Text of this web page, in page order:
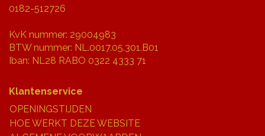
0182-512726
KvK nummer: 29004983
BTW nummer: NL.0017.05.301.B01
Iban: NL28 RABO 0322 4333 71
Klantenservice
OPENINGSTIJDEN
HOE WERKT DEZE WEBSITE